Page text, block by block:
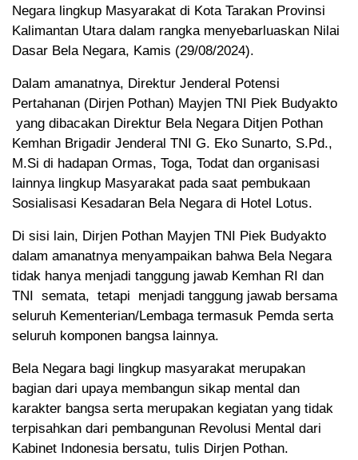
Negara lingkup Masyarakat di Kota Tarakan Provinsi
Kalimantan Utara dalam rangka menyebarluaskan Nilai
Dasar Bela Negara, Kamis (29/08/2024).
Dalam amanatnya, Direktur Jenderal Potensi
Pertahanan (Dirjen Pothan) Mayjen TNI Piek Budyakto
yang dibacakan Direktur Bela Negara Ditjen Pothan
Kemhan Brigadir Jenderal TNI G. Eko Sunarto, S.Pd.,
M.Si di hadapan Ormas, Toga, Todat dan organisasi
lainnya lingkup Masyarakat pada saat pembukaan
Sosialisasi Kesadaran Bela Negara di Hotel Lotus.
Di sisi lain, Dirjen Pothan Mayjen TNI Piek Budyakto
dalam amanatnya menyampaikan bahwa Bela Negara
tidak hanya menjadi tanggung jawab Kemhan RI dan
TNI semata, tetapi menjadi tanggung jawab bersama
seluruh Kementerian/Lembaga termasuk Pemda serta
seluruh komponen bangsa lainnya.
Bela Negara bagi lingkup masyarakat merupakan
bagian dari upaya membangun sikap mental dan
karakter bangsa serta merupakan kegiatan yang tidak
terpisahkan dari pembangunan Revolusi Mental dari
Kabinet Indonesia bersatu, tulis Dirjen Pothan.